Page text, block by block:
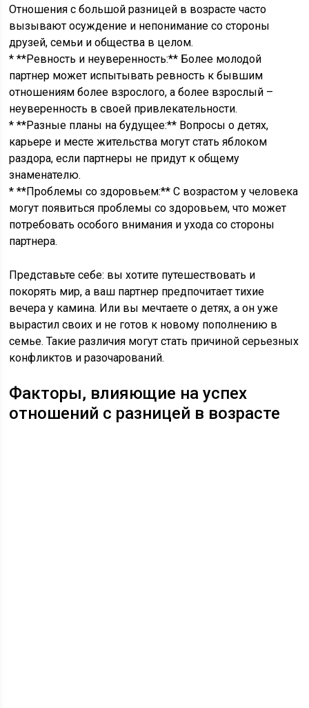
Отношения с большой разницей в возрасте часто
вызывают осуждение и непонимание со стороны
друзей, семьи и общества в целом.
* **Ревность и неуверенность:** Более молодой
партнер может испытывать ревность к бывшим
отношениям более взрослого, а более взрослый –
неуверенность в своей привлекательности.
* **Разные планы на будущее:** Вопросы о детях,
карьере и месте жительства могут стать яблоком
раздора, если партнеры не придут к общему
знаменателю.
* **Проблемы со здоровьем:** С возрастом у человека
могут появиться проблемы со здоровьем, что может
потребовать особого внимания и ухода со стороны
партнера.
Представьте себе: вы хотите путешествовать и
покорять мир, а ваш партнер предпочитает тихие
вечера у камина. Или вы мечтаете о детях, а он уже
вырастил своих и не готов к новому пополнению в
семье. Такие различия могут стать причиной серьезных
конфликтов и разочарований.
Факторы, влияющие на успех
отношений с разницей в возрасте